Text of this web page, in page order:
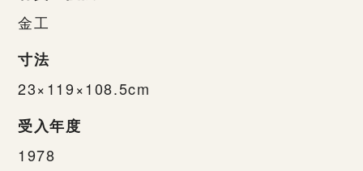
金工
寸法
23×119×108.5cm
受入年度
1978